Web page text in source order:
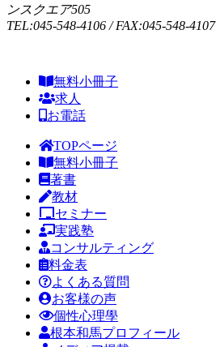
ンスクエア505
TEL:045-548-4106 / FAX:045-548-4107
無料小冊子
求人
お電話
TOPページ
無料小冊子
著書
教材
セミナー
実践塾
コンサルティング
料金表
よくある質問
お客様の声
個性心理學
根本和馬プロフィール